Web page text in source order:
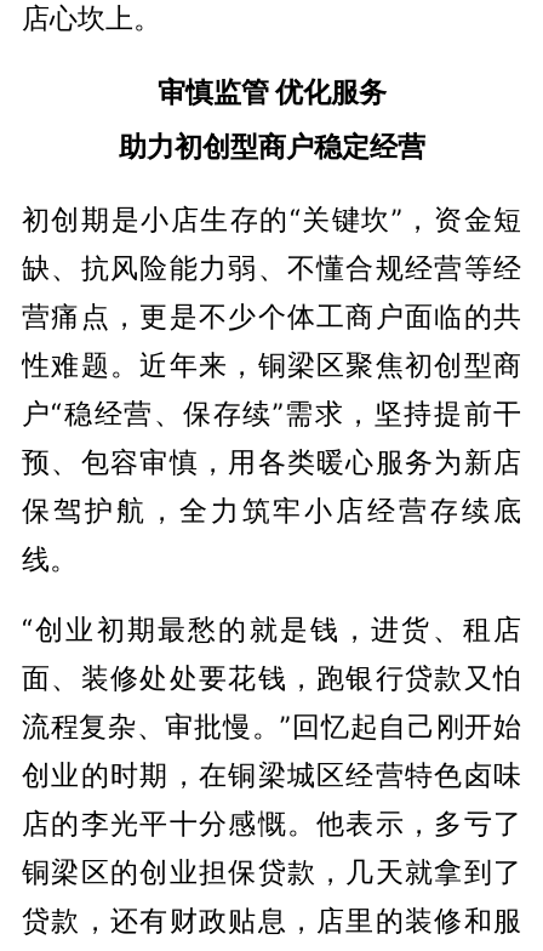
店心坎上。
审慎监管 优化服务
助力初创型商户稳定经营
初创期是小店生存的“关键坎”，资金短
缺、抗风险能力弱、不懂合规经营等经
营痛点，更是不少个体工商户面临的共
性难题。近年来，铜梁区聚焦初创型商
户“稳经营、保存续”需求，坚持提前干
预、包容审慎，用各类暖心服务为新店
保驾护航，全力筑牢小店经营存续底
线。
“创业初期最愁的就是钱，进货、租店
面、装修处处要花钱，跑银行贷款又怕
流程复杂、审批慢。”回忆起自己刚开始
创业的时期，在铜梁城区经营特色卤味
店的李光平十分感慨。他表示，多亏了
铜梁区的创业担保贷款，几天就拿到了
贷款，还有财政贴息，店里的装修和服